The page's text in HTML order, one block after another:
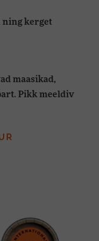
kerget
maasikad,
Pikk meeldiv